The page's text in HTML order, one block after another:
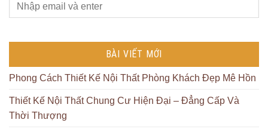
BÀI VIẾT MỚI
Phong Cách Thiết Kế Nội Thất Phòng Khách Đẹp Mê Hồn
Thiết Kế Nội Thất Chung Cư Hiện Đại – Đẳng Cấp Và
Thời Thượng